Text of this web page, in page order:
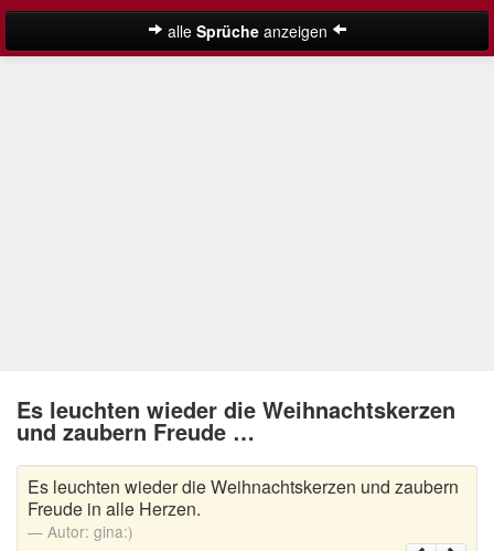
alle Sprücheanzeigen
Nikolaus Sprüche
Schöne Weihnachtssprüche
Weihnachtsgedichte
Weihnachtsgrüße
Es leuchten wieder die Weihnachtskerzen
und zaubern Freude …
Es leuchten wieder die Weihnachtskerzen und zaubern
Freude in alle Herzen.
Autor: gina:)